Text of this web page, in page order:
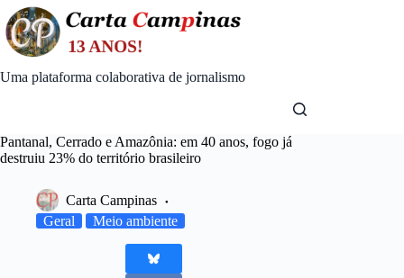
Skip
to
content
Uma plataforma colaborativa de jornalismo
Pantanal, Cerrado e Amazônia: em 40 anos, fogo já
destruiu 23% do território brasileiro
Carta Campinas
Geral
Meio ambiente